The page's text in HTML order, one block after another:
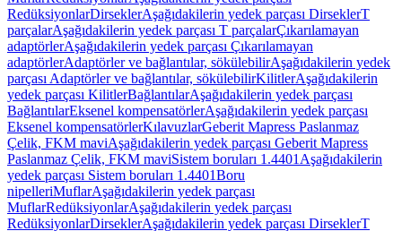
RedüksiyonlarDirseklerAşağıdakilerin yedek parçası DirseklerT
parçalarAşağıdakilerin yedek parçası T parçalarÇıkarılamayan
adaptörlerAşağıdakilerin yedek parçası Çıkarılamayan
adaptörlerAdaptörler ve bağlantılar, sökülebilirAşağıdakilerin yedek
parçası Adaptörler ve bağlantılar, sökülebilirKilitlerAşağıdakilerin
yedek parçası KilitlerBağlantılarAşağıdakilerin yedek parçası
BağlantılarEksenel kompensatörlerAşağıdakilerin yedek parçası
Eksenel kompensatörlerKılavuzlarGeberit Mapress Paslanmaz
Çelik, FKM maviAşağıdakilerin yedek parçası Geberit Mapress
Paslanmaz Çelik, FKM maviSistem boruları 1.4401 Aşağıdakilerin
yedek parçası Sistem boruları 1.4401Boru
nipelleriMuflarAşağıdakilerin yedek parçası
MuflarRedüksiyonlarAşağıdakilerin yedek parçası
RedüksiyonlarDirseklerAşağıdakilerin yedek parçası DirseklerT